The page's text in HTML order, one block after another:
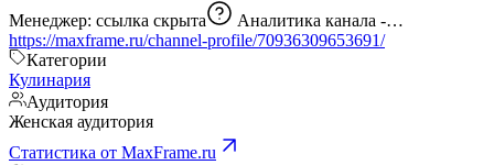
Менеджер: ссылка скрыта
Аналитика канала -
https://maxframe.ru/channel-profile/70936309653691/
Категории
Кулинария
Аудитория
Женская аудитория
Статистика от MaxFrame.ru